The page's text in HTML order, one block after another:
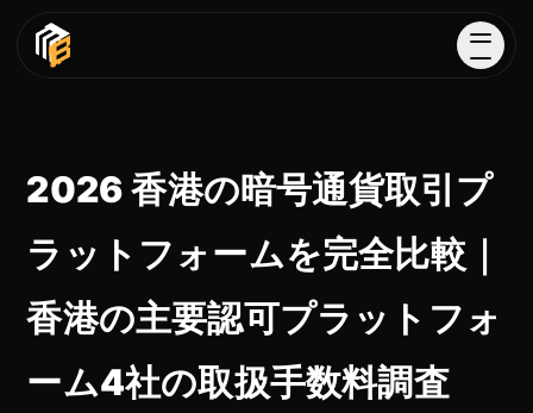
2026 香港の暗号通貨取引プ
ラットフォームを完全比較｜
香港の主要認可プラットフォ
ーム4社の取扱手数料調査